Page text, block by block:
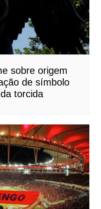
sobre origem
de símbolo
torcida